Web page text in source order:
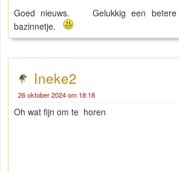
Goed nieuws. Gelukkig een betere
bazinnetje.
Ineke2
26 oktober 2024 om 18:18
Oh wat fijn om te horen